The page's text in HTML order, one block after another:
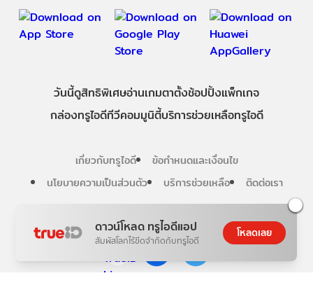
ดาวน์โหลด ทรูไอดีแอป
สัมผัสโลกไร้ขีดจำกัดกับทรูไอดี
โหลดเลย
Follow us
วันนี้ดูสิทธิพิเศษอ่านเกมตาตั้งช้อปปิ้งแพ็กเกจ
กล่องทรูไอดีทีวีคอมมูนิตี้บริการช่วยเหลือทรูไอดี
เกี่ยวกับทรูไอดี
ข้อกำหนดและเงื่อนไข
นโยบายความเป็นส่วนตัว
บริการช่วยเหลือ ติดต่อเรา